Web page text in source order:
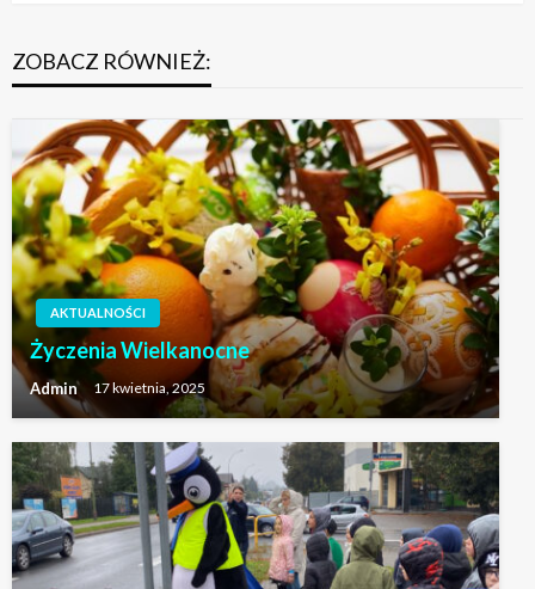
ZOBACZ RÓWNIEŻ:
AKTUALNOŚCI
Życzenia Wielkanocne
Admin 17 kwietnia, 2025